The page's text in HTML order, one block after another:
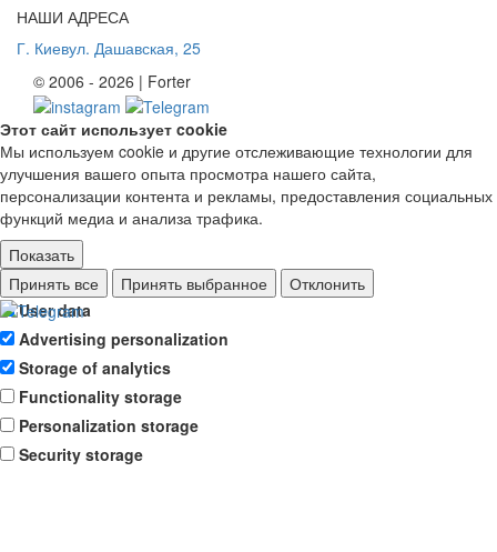
НАШИ АДРЕСА
Г. Киевул. Дашавская, 25
© 2006 - 2026 | Forter
Этот сайт использует cookie
Мы используем cookie и другие отслеживающие технологии для
улучшения вашего опыта просмотра нашего сайта,
персонализации контента и рекламы, предоставления социальных
функций медиа и анализа трафика.
Показать
Ad storage
User data
Advertising personalization
Storage of analytics
Functionality storage
Personalization storage
Security storage
Принять все Принять выбранное Отклонить